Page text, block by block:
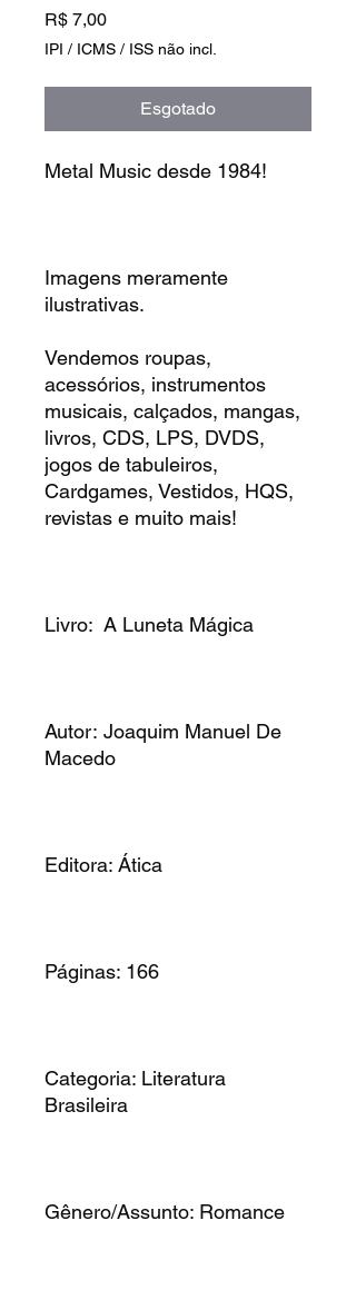
R$ 7,00Preço
IPI / ICMS / ISS não incl.
Esgotado
Metal Music desde 1984!
Imagens meramente
ilustrativas.
Vendemos roupas,
acessórios, instrumentos
musicais, calçados, mangas,
livros, CDS, LPS, DVDS,
jogos de tabuleiros,
Cardgames, Vestidos, HQS,
revistas e muito mais!
Livro: A Luneta Mágica
Autor: Joaquim Manuel De
Macedo
Editora: Ática
Páginas: 166
Categoria: Literatura
Brasileira
Gênero/Assunto: Romance